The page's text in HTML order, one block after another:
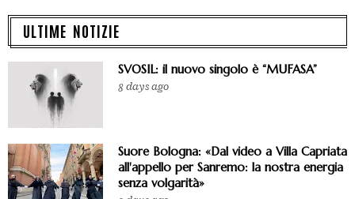
ULTIME NOTIZIE
SVOSIL: il nuovo singolo è “MUFASA”
8 days ago
Suore Bologna: «Dal video a Villa Capriata
all'appello per Sanremo: la nostra energia
senza volgarità»